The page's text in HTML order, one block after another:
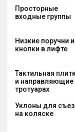
Просторные
входные группы
Низкие поручни и
кнопки в лифте
Тактильная
и направляющие
тротуарах
Уклоны для
на коляске